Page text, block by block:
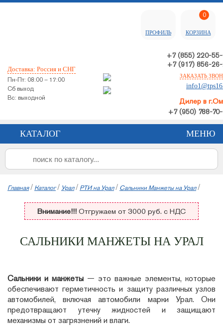
Доставка: Россия и СНГ
Пн-Пт: 08:00 – 17:00
Сб выход
Вс: выходной
+7 (855) 220-
+7 (917) 856-
ЗАКАЗАТЬ
Дилер в
+7 (950) 788-
ПРОФИЛЬ
0
КОРЗИНА
КАТАЛОГ МЕНЮ
Главная/ Каталог/ Урал/ РТИ на Урал/ Сальники Манжеты на Урал/
Внимание!!! Отгружаем от 3000 руб. с НДС
САЛЬНИКИ МАНЖЕТЫ НА УРАЛ
Сальники и манжеты — это важные элементы, которые
обеспечивают герметичность и защиту различных узлов
автомобилей, включая автомобили марки Урал. Они
предотвращают утечку жидкостей и защищают
механизмы от загрязнений и влаги.